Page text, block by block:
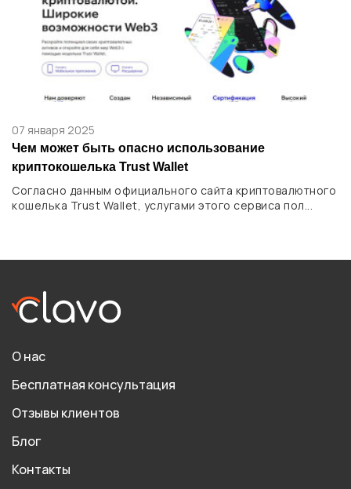
07 января 2025
Чем может быть опасно использование
криптокошелька Trust Wallet
Согласно данным официального сайта криптовалютного
кошелька Trust Wallet, услугами этого сервиса пол...
О нас
Бесплатная консультация
Отзывы клиентов
Блог
Контакты